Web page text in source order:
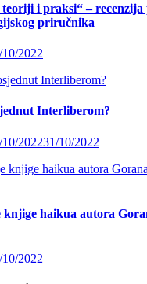
teoriji i praksi“ –
priručnika
10/2022
Interliberom?
10/202231/10/2022
knjige haikua autora
2022